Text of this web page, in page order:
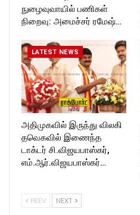
நுழைவுவாயில் பணிகள்
நிறைவு: அமைச்சர் ரமேஷ்…
LATEST NEWS
அதிமுகவில் இருந்து விலகி
தவெகவில் இணைந்த
டாக்டர் சி.விஜயபாஸ்கர்,
எம்.ஆர்.விஜயபாஸ்கர்…
PREV NEXT